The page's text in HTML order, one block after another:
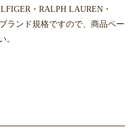
・RALPH LAUREN・
ランド規格ですので、商品ペー
。